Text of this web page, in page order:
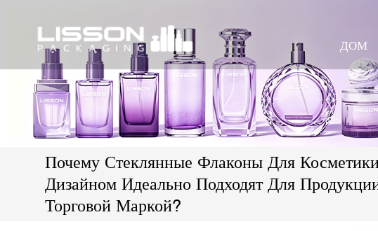
ДОМ
Почему Стеклянные Флаконы Для
Дизайном Идеально Подходят Для
Торговой Маркой?